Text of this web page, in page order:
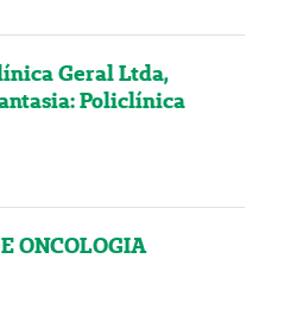
Geral Ltda,
Policlínica
ONCOLOGIA